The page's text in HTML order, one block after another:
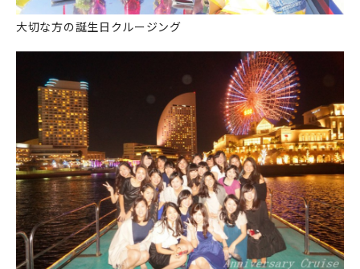
大切な方の誕生日クルージング